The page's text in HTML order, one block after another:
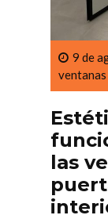
9 de
ventanas
las